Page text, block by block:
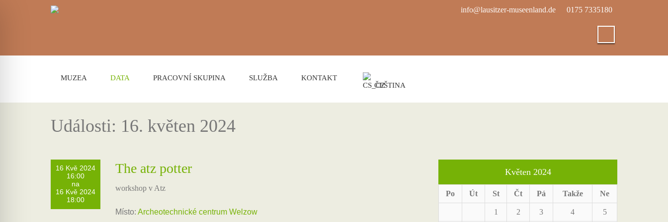
info@lausitzer-museenland.de 0175 7335180
MUZEA DATA PRACOVNÍ SKUPINA SLUŽBA
KONTAKT
ČEŠTINA
Události: 16. květen 2024
16 Kvě 2024
16:00
na
16 Kvě 2024
18:00
The atz potter
workshop v Atz
Místo: Archeotechnické centrum Welzow
Květen 2024
Po Út St Čt Pá Takže Ne
1 2 3 4 5